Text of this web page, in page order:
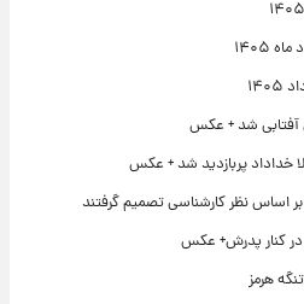
آفتابی شد + عکس
بر اساس نظر کارشناسی تصمیم گرفتند
کنار پدرش+ عکس
هرمز